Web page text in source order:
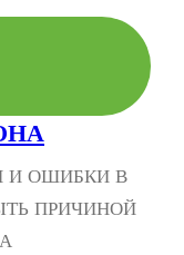
И ОШИБКИ В
ПРИЧИНОЙ